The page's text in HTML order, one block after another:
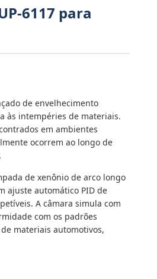
6117 para
de envelhecimento
às intempéries de materiais.
em ambientes
ocorrem ao longo de
de xenônio de arco longo
ajuste automático PID de
A câmara simula com
com os padrões
materiais automotivos,